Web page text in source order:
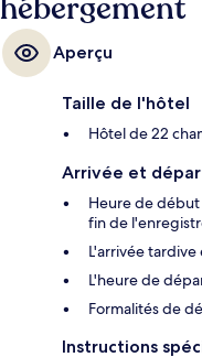
hébergement
Aperçu
Taille de l'hôtel
Hôtel de 22
Arrivée et
Heure de
fin de
L'arrivée
L'heure de
Formalités de
Instructions